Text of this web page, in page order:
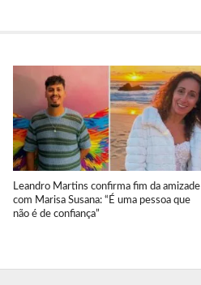
Leandro Martins confirma fim da amizade
com Marisa Susana: “É uma pessoa que
não é de confiança”